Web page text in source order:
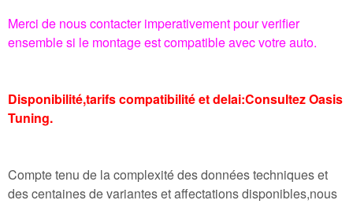
Merci de nous contacter imperativement pour verifier
ensemble si le montage est compatible avec votre auto.
Disponibilité,tarifs compatibilité et delai:Consultez Oasis
Tuning.
Compte tenu de la complexité des données techniques et
des centaines de variantes et affectations disponibles,nous